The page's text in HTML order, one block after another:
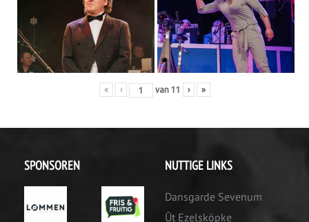
« ‹ van 11 › »
SPONSOREN NUTTIGE LINKS
Dansgarde Sevenum
Ût Ezelsköpke